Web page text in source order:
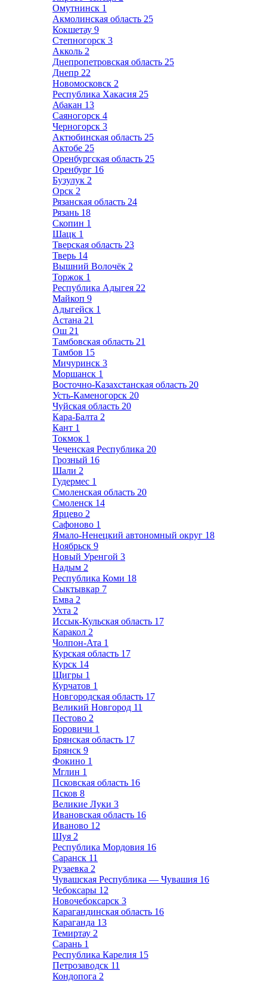
Омутнинск 1
Акмолинская область 25
Кокшетау 9
Степногорск 3
Акколь 2
Днепропетровская область 25
Днепр 22
Новомосковск 2
Республика Хакасия 25
Абакан 13
Саяногорск 4
Черногорск 3
Актюбинская область 25
Актобе 25
Оренбургская область 25
Оренбург 16
Бузулук 2
Орск 2
Рязанская область 24
Рязань 18
Скопин 1
Шацк 1
Тверская область 23
Тверь 14
Вышний Волочёк 2
Торжок 1
Республика Адыгея 22
Майкоп 9
Адыгейск 1
Астана 21
Ош 21
Тамбовская область 21
Тамбов 15
Мичуринск 3
Моршанск 1
Восточно-Казахстанская область 20
Усть-Каменогорск 20
Чуйская область 20
Кара-Балта 2
Кант 1
Токмок 1
Чеченская Республика 20
Грозный 16
Шали 2
Гудермес 1
Смоленская область 20
Смоленск 14
Ярцево 2
Сафоново 1
Ямало-Ненецкий автономный округ 18
Ноябрьск 9
Новый Уренгой 3
Надым 2
Республика Коми 18
Сыктывкар 7
Емва 2
Ухта 2
Иссык-Кульская область 17
Каракол 2
Чолпон-Ата 1
Курская область 17
Курск 14
Щигры 1
Курчатов 1
Новгородская область 17
Великий Новгород 11
Пестово 2
Боровичи 1
Брянская область 17
Брянск 9
Фокино 1
Мглин 1
Псковская область 16
Псков 8
Великие Луки 3
Ивановская область 16
Иваново 12
Шуя 2
Республика Мордовия 16
Саранск 11
Рузаевка 2
Чувашская Республика — Чувашия 16
Чебоксары 12
Новочебоксарск 3
Карагандинская область 16
Караганда 13
Темиртау 2
Сарань 1
Республика Карелия 15
Петрозаводск 11
Кондопога 2